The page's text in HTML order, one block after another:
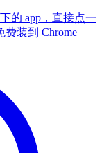
的 app，直接点一
费装到 Chrome